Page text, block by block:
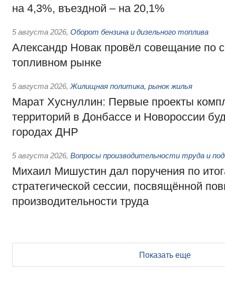
на 4,3%, въездной – на 20,1%
5 августа 2026, Оборот бензина и дизельного топлива
Александр Новак провёл совещание по
топливном рынке
5 августа 2026, Жилищная политика, рынок жилья
Марат Хуснуллин: Первые проекты
территорий в Донбассе и Новороссии
городах ДНР
5 августа 2026, Вопросы производительности труда и
Михаил Мишустин дал поручения по
стратегической сессии, посвящённой
производительности труда
Показать еще